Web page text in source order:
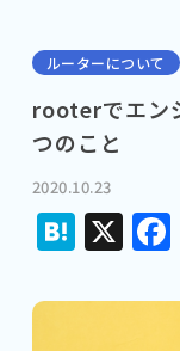
ルーターについて
rooterでエン
つのこと
2020.10.23
X